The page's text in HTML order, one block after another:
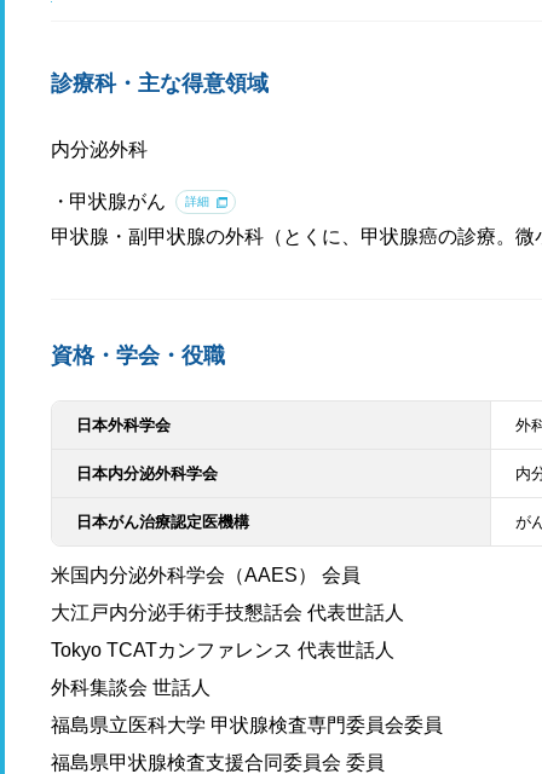
診療科・主な得意領域
内分泌外科
甲状腺がん 詳細
甲状腺・副甲状腺の外科（とくに、甲状腺癌の診療。
資格・学会・役職
日本外科学会 外
日本内分泌外科学会 内
日本がん治療認定医機構 が
米国内分泌外科学会（AAES） 会員
大江戸内分泌手術手技懇話会 代表世話人
Tokyo TCATカンファレンス 代表世話人
外科集談会 世話人
福島県立医科大学 甲状腺検査専門委員会委員
福島県甲状腺検査支援合同委員会 委員